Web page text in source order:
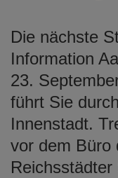
Die nächste
Information
23.
führt Sie
Innenstadt.
vor dem Büro